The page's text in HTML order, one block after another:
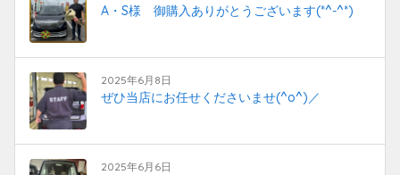
A・S様 御購入ありがとうございます(*^-^*)
2025年6月8日
ぜひ当店にお任せくださいませ(^o^)／
2025年6月6日